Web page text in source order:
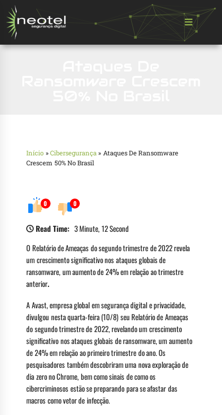
Início »Cibersegurança » Ataques De Ransomware
Crescem 50% No Brasil
0 0
Read Time: 3 Minute, 12 Second
O Relatório de Ameaças do segundo trimestre de 2022 revela
um crescimento significativo nos ataques globais de
ransomware, um aumento de 24% em relação ao trimestre
anterior.
A Avast, empresa global em segurança digital e privacidade,
divulgou nesta quarta-feira (10/8) seu Relatório de Ameaças
do segundo trimestre de 2022, revelando um crescimento
significativo nos ataques globais de ransomware, um aumento
de 24% em relação ao primeiro trimestre do ano. Os
pesquisadores também descobriram uma nova exploração de
dia zero no Chrome, bem como sinais de como os
cibercriminosos estão se preparando para se afastar das
macros como vetor de infecção.